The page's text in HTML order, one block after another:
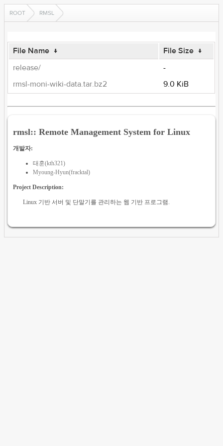
ROOT RMSL
File Name ↓ File Size ↓
release/
-
rmsl-moni-wiki-data.tar.bz2
9.0 KiB
rmsl:: Remote Management System for Linux
개발자:
태훈(kth321)
Myoung-Hyun(fracktal)
Project Description:
Linux 기반 서버 및 단말기를 관리하는 웹 기반 프로그램.